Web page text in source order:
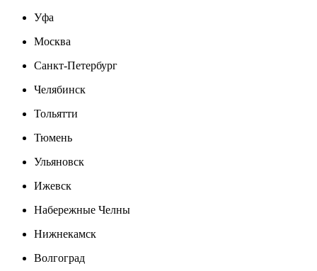
Уфа
Москва
Санкт-Петербург
Челябинск
Тольятти
Тюмень
Ульяновск
Ижевск
Набережные Челны
Нижнекамск
Волгоград